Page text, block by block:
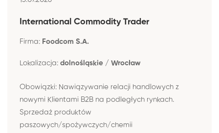
International Commodity Trader
Firma: Foodcom S.A.
Lokalizacja: dolnośląskie / Wrocław
Obowiązki: Nawiązywanie relacji handlowych z
nowymi Klientami B2B na podległych rynkach.
Sprzedaż produktów
paszowych/spożywczych/chemii